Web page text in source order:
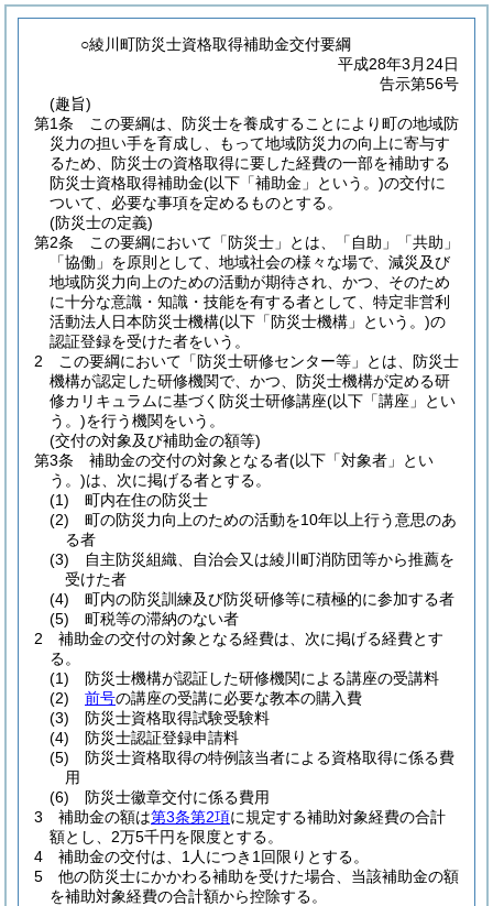
○綾川町防災士資格取得補助金交付要綱
平成28年3月24日
告示第56号
(趣旨)
第1条
この要綱は、防災士を養成することにより町の地域防
災力の担い手を育成し、もって地域防災力の向上に寄与す
るため、防災士の資格取得に要した経費の一部を補助する
防災士資格取得補助金(以下「補助金」という。)の交付に
ついて、必要な事項を定めるものとする。
(防災士の定義)
第2条
この要綱において「防災士」とは、「自助」「共助」
「協働」を原則として、地域社会の様々な場で、減災及び
地域防災力向上のための活動が期待され、かつ、そのため
に十分な意識・知識・技能を有する者として、特定非営利
活動法人日本防災士機構(以下「防災士機構」という。)の
認証登録を受けた者をいう。
2
この要綱において「防災士研修センター等」とは、防災士
機構が認定した研修機関で、かつ、防災士機構が定める研
修カリキュラムに基づく防災士研修講座(以下「講座」とい
う。)を行う機関をいう。
(交付の対象及び補助金の額等)
第3条
補助金の交付の対象となる者(以下「対象者」とい
う。)は、次に掲げる者とする。
(1)
町内在住の防災士
(2)
町の防災力向上のための活動を10年以上行う意思のあ
る者
(3)
自主防災組織、自治会又は綾川町消防団等から推薦を
受けた者
(4)
町内の防災訓練及び防災研修等に積極的に参加する者
(5)
町税等の滞納のない者
2
補助金の交付の対象となる経費は、次に掲げる経費とす
る。
(1)
防災士機構が認証した研修機関による講座の受講料
(2)
前号の講座の受講に必要な教本の購入費
(3)
防災士資格取得試験受験料
(4)
防災士認証登録申請料
(5)
防災士資格取得の特例該当者による資格取得に係る費
用
(6)
防災士徽章交付に係る費用
3
補助金の額は第3条第2項に規定する補助対象経費の合計
額とし、2万5千円を限度とする。
4
補助金の交付は、1人につき1回限りとする。
5
他の防災士にかかわる補助を受けた場合、当該補助金の額
を補助対象経費の合計額から控除する。